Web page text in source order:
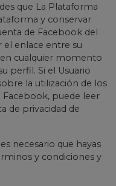
que La Plataforma
y conservar
de Facebook del
el enlace entre su
cualquier momento
perfil. Si el Usuario
la utilización de los
puede leer
de privacidad de
necesario que hayas
y condiciones y